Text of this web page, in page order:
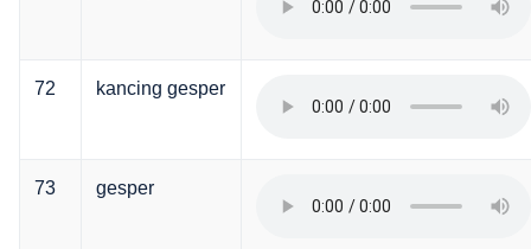
72 kancing gesper
73 gesper